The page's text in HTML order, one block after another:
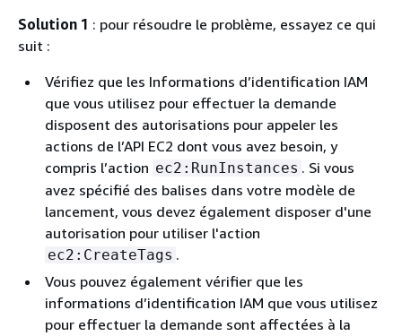
Solution 1 : pour résoudre le problème, essayez ce qui
suit :
Vérifiez que les Informations d’identification IAM
que vous utilisez pour effectuer la demande
disposent des autorisations pour appeler les
actions de l’API EC2 dont vous avez besoin, y
compris l’action ec2:RunInstances . Si vous
avez spécifié des balises dans votre modèle de
lancement, vous devez également disposer d'une
autorisation pour utiliser l'action
ec2:CreateTags .
Vous pouvez également vérifier que les
informations d’identification IAM que vous utilisez
pour effectuer la demande sont affectées à la